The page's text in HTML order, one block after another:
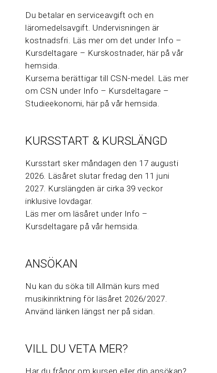
Du betalar en serviceavgift och en
läromedelsavgift. Undervisningen är
kostnadsfri. Läs mer om det under Info –
Kursdeltagare – Kurskostnader, här på vår
hemsida.
Kurserna berättigar till CSN-medel. Läs mer
om CSN under Info – Kursdeltagare –
Studieekonomi, här på vår hemsida.
KURSSTART & KURSLÄNGD
Kursstart sker måndagen den 17 augusti
2026. Läsåret slutar fredag den 11 juni
2027. Kurslängden är cirka 39 veckor
inklusive lovdagar.
Läs mer om läsåret under Info –
Kursdeltagare på vår hemsida.
ANSÖKAN
Nu kan du söka till Allmän kurs med
musikinriktning för läsåret 2026/2027.
Använd länken längst ner på sidan.
VILL DU VETA MER?
Har du frågor om kursen eller din ansökan?